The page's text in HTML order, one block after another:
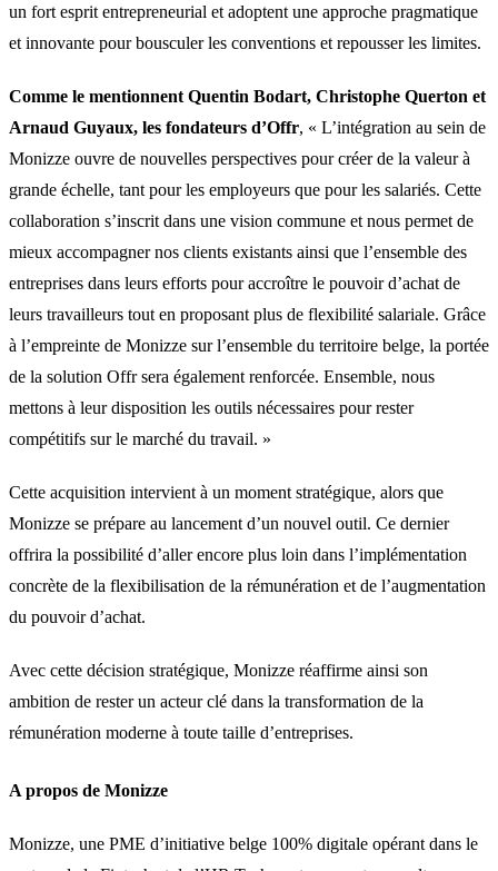
un fort esprit entrepreneurial et adoptent une approche pragmatique
et innovante pour bousculer les conventions et repousser les limites.
Comme le mentionnent Quentin Bodart, Christophe Querton et
Arnaud Guyaux, les fondateurs d’Offr, « L’intégration au sein de
Monizze ouvre de nouvelles perspectives pour créer de la valeur à
grande échelle, tant pour les employeurs que pour les salariés. Cette
collaboration s’inscrit dans une vision commune et nous permet de
mieux accompagner nos clients existants ainsi que l’ensemble des
entreprises dans leurs efforts pour accroître le pouvoir d’achat de
leurs travailleurs tout en proposant plus de flexibilité salariale. Grâce
à l’empreinte de Monizze sur l’ensemble du territoire belge, la portée
de la solution Offr sera également renforcée. Ensemble, nous
mettons à leur disposition les outils nécessaires pour rester
compétitifs sur le marché du travail. »
Cette acquisition intervient à un moment stratégique, alors que
Monizze se prépare au lancement d’un nouvel outil. Ce dernier
offrira la possibilité d’aller encore plus loin dans l’implémentation
concrète de la flexibilisation de la rémunération et de l’augmentation
du pouvoir d’achat.
Avec cette décision stratégique, Monizze réaffirme ainsi son
ambition de rester un acteur clé dans la transformation de la
rémunération moderne à toute taille d’entreprises.
A propos de Monizze
Monizze, une PME d’initiative belge 100% digitale opérant dans le